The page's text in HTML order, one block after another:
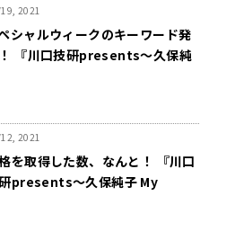
2021
シャルウィークのキーワード発
『川口技研presents～久保純
2021
を取得した数、なんと！ 『川口
presents～久保純子 My